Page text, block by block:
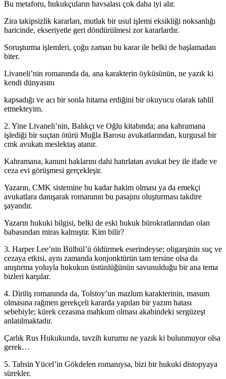
Bu metaforu, hukukçuların havsalası çok daha iyi alır.
Zira takipsizlik kararları, mutlak bir usul işlemi eksikliği noksanlığı
haricinde, ekseriyetle geri döndürülmesi zor kararlardır.
Soruşturma işlemleri, çoğu zaman bu karar ile belki de başlamadan
biter.
Livaneli’nin romanında da, ana karakterin öyküsünün, ne yazık ki
kendi dünyasını
kapsadığı ve acı bir sonla hitama erdiğini bir okuyucu olarak tahlil
etmekteyim.
2. Yine Livaneli’nin, Balıkçı ve Oğlu kitabında; ana kahramana
işlediği bir suçtan ötürü Muğla Barosu avukatlarından, kurgusal bir
cmk avukatı meslektaş atanır.
Kahramana, kanuni haklarını dahi hatırlatan avukat bey ile ifade ve
ceza evi görüşmesi gerçekleşir.
Yazarın, CMK sistemine bu kadar hakim olması ya da emekçi
avukatlara danışarak romanının bu pasajını oluşturması takdire
şayandır.
Yazarın hukuki bilgisi, belki de eski hukuk bürokratlarından olan
babasından miras kalmıştır. Kim bilir?
3. Harper Lee’nin Bülbül’ü öldürmek eserindeyse; oligarşinin suç ve
cezaya etkisi, aynı zamanda konjonktürün tam tersine olsa da
anıştırma yoluyla hukukun üstünlüğünün savunulduğu bir ana tema
bizleri karşılar.
4. Diriliş romanında da, Tolstoy’un mazlum karakterinin, masum
olmasına rağmen gerekçeli kararda yapılan bir yazım hatası
sebebiyle; kürek cezasına mahkum olması akabindeki sergüzeşt
anlatılmaktadır.
Çarlık Rus Hukukunda, tavzih kurumu ne yazık ki bulunmuyor olsa
gerek…
5. Tahsin Yücel’in Gökdelen romanıysa, bizi bir hukuki distopyaya
sürekler.